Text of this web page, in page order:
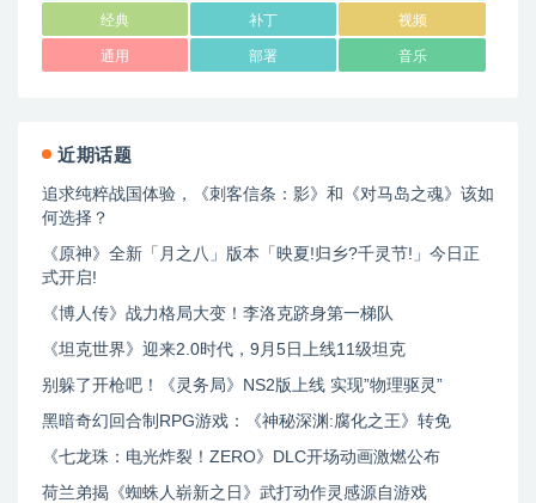
经典 补丁 视频
通用 部署 音乐
近期话题
追求纯粹战国体验，《刺客信条：影》和《对马岛之魂》该如
何选择？
《原神》全新「月之八」版本「映夏!归乡?千灵节!」今日正
式开启!
《博人传》战力格局大变！李洛克跻身第一梯队
《坦克世界》迎来2.0时代，9月5日上线11级坦克
别躲了开枪吧！《灵务局》NS2版上线 实现”物理驱灵”
黑暗奇幻回合制RPG游戏：《神秘深渊:腐化之王》转免
《七龙珠：电光炸裂！ZERO》DLC开场动画激燃公布
荷兰弟揭《蜘蛛人崭新之日》武打动作灵感源自游戏